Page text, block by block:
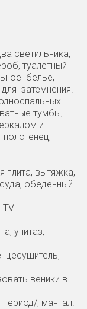
светильника,
туалетный
белье,
затемнения.
тумбы,
и
плита, вытяжка,
обеденный
унитаз,
веники в
период/, мангал.